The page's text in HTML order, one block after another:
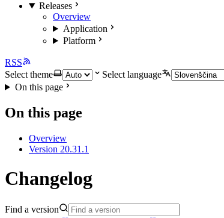
Releases
Overview
Application
Platform
RSS
Select theme
Select language
On this page
On this page
Overview
Version 20.31.1
Changelog
Find a version